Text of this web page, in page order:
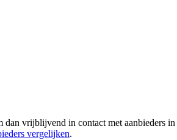
dan vrijblijvend in contact met aanbieders
vergelijken.